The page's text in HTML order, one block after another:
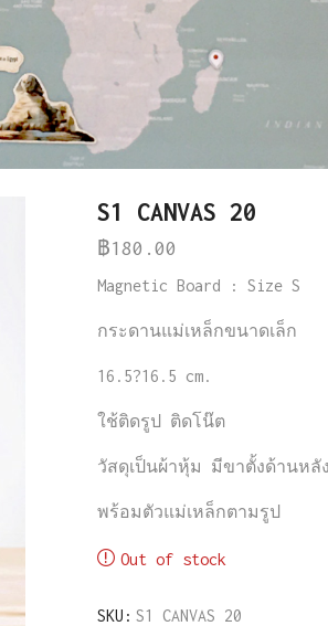
S1 CANVAS 20
฿180.00
Magnetic Board : Size S
กระดานแม่เหล็กขนาดเล็ก
16.5?16.5 cm.
ใช้ติดรูป ติดโน๊ต
วัสดุเป็นผ้าหุ้ม มีขาตั้งด้านหลั
พร้อมตัวแม่เหล็กตามรูป
Out of stock
SKU: S1 CANVAS 20